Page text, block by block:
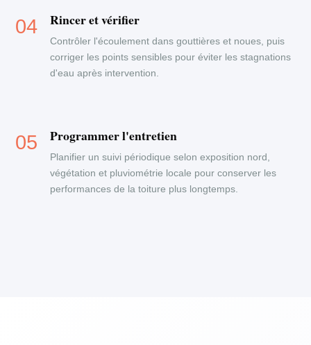
Rincer et vérifier
Contrôler l'écoulement dans gouttières et noues, puis
corriger les points sensibles pour éviter les stagnations
d'eau après intervention.
Programmer l'entretien
Planifier un suivi périodique selon exposition nord,
végétation et pluviométrie locale pour conserver les
performances de la toiture plus longtemps.